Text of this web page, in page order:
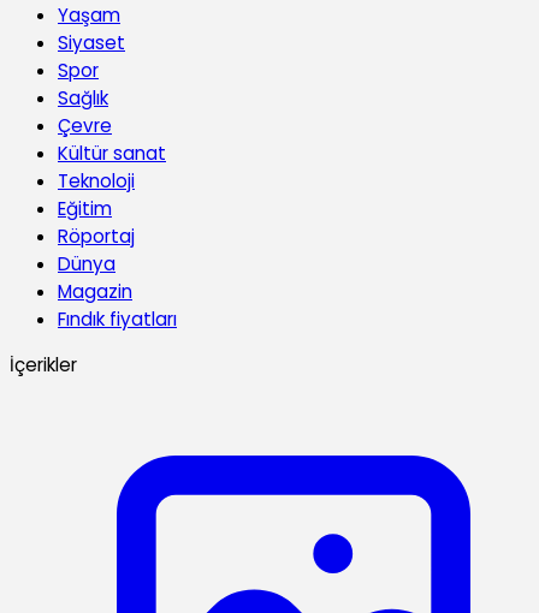
Yaşam
Siyaset
Spor
Sağlık
Çevre
Kültür sanat
Teknoloji
Eğitim
Röportaj
Dünya
Magazin
Fındık fiyatları
İçerikler